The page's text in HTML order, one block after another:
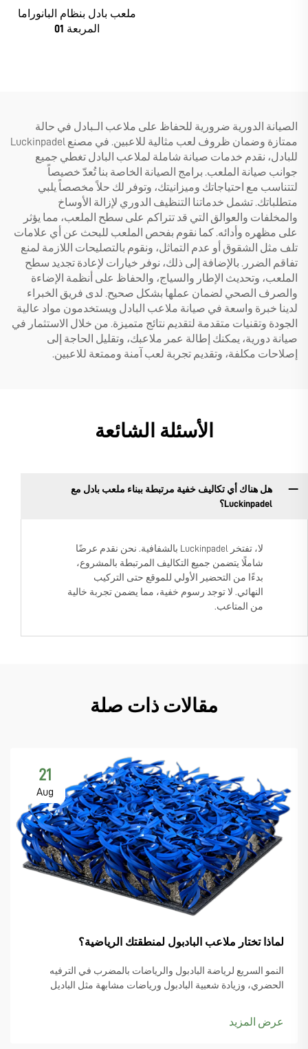
ملعب بادل بنظام البانوراما
المربعة 01
الصيانة الدورية ضرورية للحفاظ على ملاعب الـبادل في حالة
ممتازة وضمان ظروف لعب مثالية للاعبين. في مصنع Luckinpadel
للبادل، نقدم خدمات صيانة شاملة لملاعب البادل تغطي جميع
جوانب صيانة الملعب. برامج الصيانة الخاصة بنا تُعدّ خصيصاً
لتتناسب مع احتياجاتك وميزانيتك، وتوفر لك حلاً مخصصاً يلبي
متطلباتك. تشمل خدماتنا التنظيف الدوري لإزالة الأوساخ
والمخلفات والعوالق التي قد تتراكم على سطح الملعب، مما يؤثر
على مظهره وأدائه. كما نقوم بفحص الملعب للبحث عن أي علامات
تلف مثل الشقوق أو عدم التماثل، ونقوم بالتصليحات اللازمة لمنع
تفاقم الضرر. بالإضافة إلى ذلك، نوفر خيارات لإعادة تجديد سطح
الملعب، وتحديث الإطار والسياج، والحفاظ على أنظمة الإضاءة
والصرف الصحي لضمان عملها بشكل صحيح. لدى فريق الخبراء
لدينا خبرة واسعة في صيانة ملاعب البادل ويستخدمون مواد عالية
الجودة وتقنيات متقدمة لتقديم نتائج متميزة. من خلال الاستثمار في
صيانة دورية، يمكنك إطالة عمر ملاعبك، وتقليل الحاجة إلى
إصلاحات مكلفة، وتقديم تجربة لعب آمنة وممتعة للاعبين.
الأسئلة الشائعة
هل هناك أي تكاليف خفية مرتبطة ببناء ملعب بادل مع
Luckinpadel؟
لا، تفتخر Luckinpadel بالشفافية. نحن نقدم عرضًا
شاملًا يتضمن جميع التكاليف المرتبطة بالمشروع،
بدءًا من التحضير الأولي للموقع حتى التركيب
النهائي. لا توجد رسوم خفية، مما يضمن تجربة خالية
من المتاعب.
مقالات ذات صلة
21
Aug
لماذا تختار ملاعب البادبول لمنطقتك الرياضية؟
النمو السريع لرياضة البادبول والرياضات بالمضرب في الترفيه
الحضري، وزيادة شعبية البادبول ورياضات مشابهة مثل الباديل
عرض المزيد